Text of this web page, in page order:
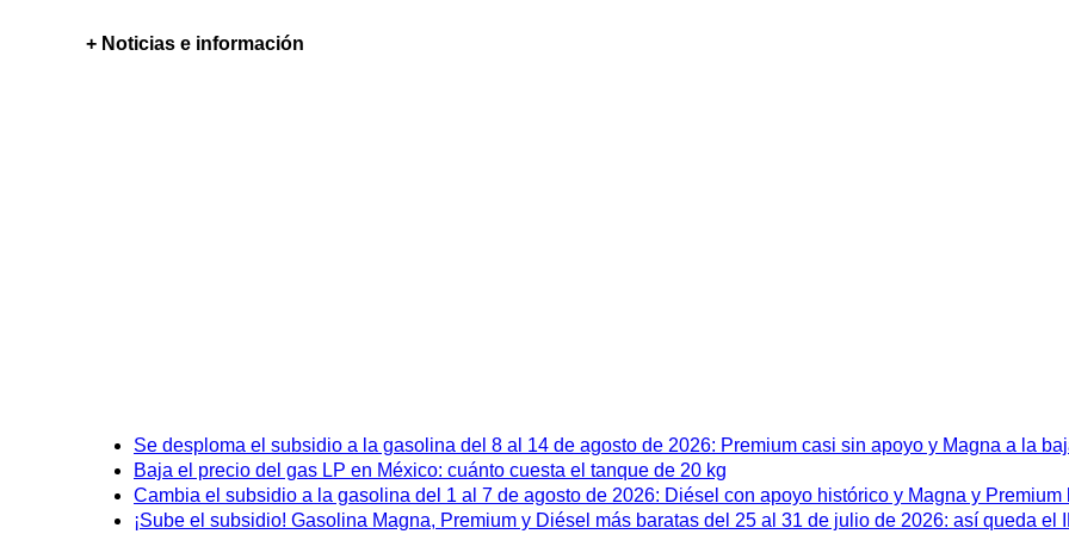
+ Noticias e información
Se desploma el subsidio a la gasolina del 8 al 14 de agosto de 2026: Premium casi sin apoyo y Magna a la
Baja el precio del gas LP en México: cuánto cuesta el tanque de 20 kg
Cambia el subsidio a la gasolina del 1 al 7 de agosto de 2026: Diésel con apoyo histórico y Magna y Premium
¡Sube el subsidio! Gasolina Magna, Premium y Diésel más baratas del 25 al 31 de julio de 2026: así queda el